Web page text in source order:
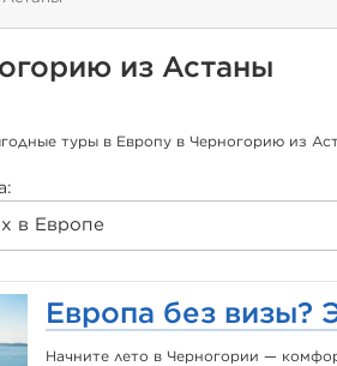
из Астаны
туры в Европу в Черногорию из
в Европе
Европа без визы?
Начните лето в Черногории —